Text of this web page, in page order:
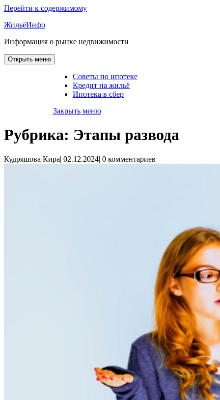
Перейти к содержимому
ЖильёИнфо
Информация о рынке недвижимости
Открыть меню
Советы по ипотеке
Кредит на жильё
Ипотека в сбер
Закрыть меню
Рубрика: Этапы развода
Кудряшова Кира| 02.12.2024| 0 комментариев